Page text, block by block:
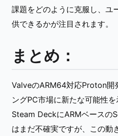
課題をどのように克服し、ユ
供できるかが注目されます。
まとめ：
ValveのARM64対応Proton開
ングPC市場に新たな可能性
Steam DeckにARMベースの
はまだ不確実ですが、この動